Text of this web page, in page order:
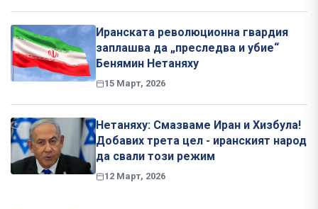
Иранската революционна гвардия
заплашва да „преследва и убие“
Бенямин Нетаняху
15 Март, 2026
Нетаняху: Смазваме Иран и Хизбула!
Добавих трета цел - иранският народ
да свали този режим
12 Март, 2026